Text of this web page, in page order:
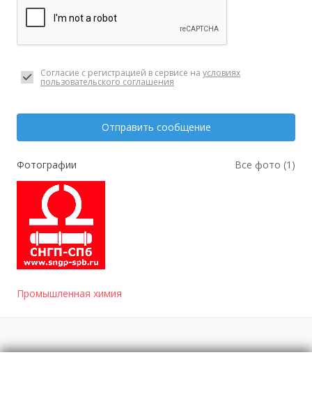
Согласие с регистрацией в сервисе на условиях
пользовательского соглашения
Отправить сообщение
Фотографии Все фото (1)
Промышленная химия